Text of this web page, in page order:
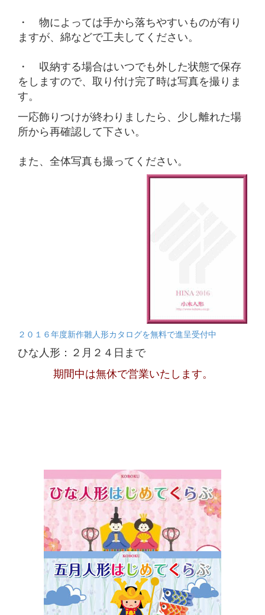
・ 物によっては手から落ちやすいものが有り
ますが、綿などで工夫してください。
・ 収納する場合はいつでも外した状態で保存
をしますので、取り付け完了時は写真を撮りま
す。
一応飾りつけが終わりましたら、少し離れた場
所から再確認して下さい。
また、全体写真も撮ってください。
２０１６年度新作雛人形カタログを無料で進呈受付中
ひな人形：２月２４日まで
期間中は無休で営業いたします。